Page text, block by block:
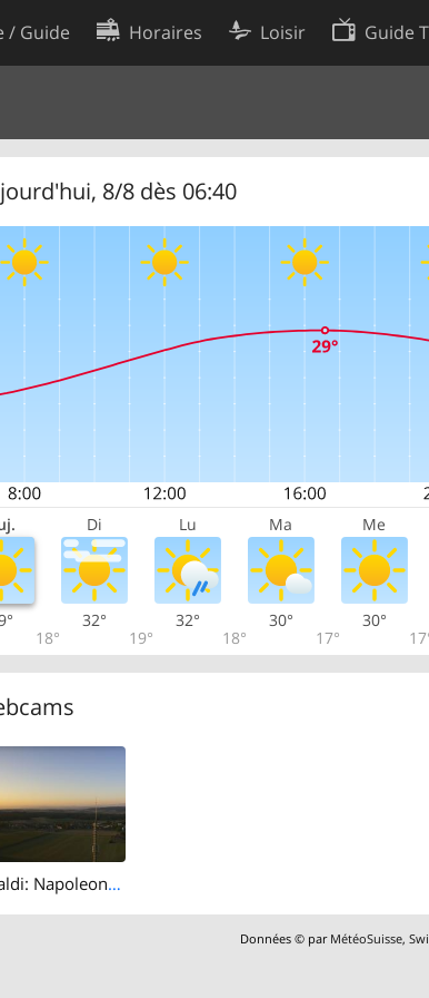
/ Guide Horaires Loisir Guide
8/8 dès 06:40
Di Lu Ma Me
18°
32°
19°
32°
18°
30°
17°
30°
Waldi: Napoleonturm Hohenrain - Champéry (Les Portes du Soleil)
Données © par MétéoSuisse,
Préférences de cookies